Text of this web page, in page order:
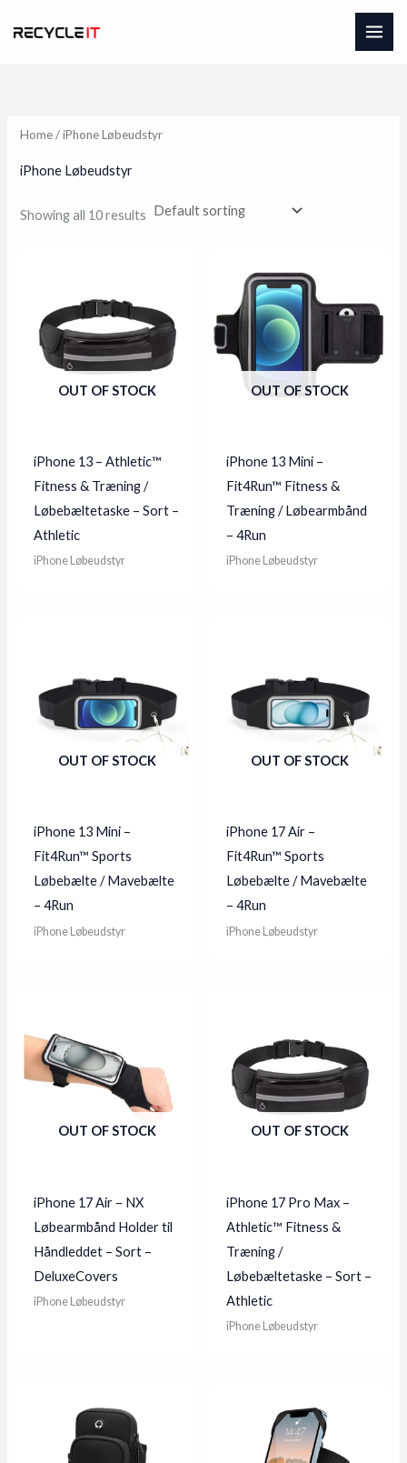
Home/ iPhone Løbeudstyr
iPhone Løbeudstyr
Showing all 10 results
OUT OF STOCK
iPhone 13 – Athletic™
Fitness & Træning /
Løbebæltetaske – Sort –
Athletic
iPhone Løbeudstyr
OUT OF STOCK
iPhone 13 Mini –
Fit4Run™ Fitness &
Træning / Løbearmbånd
– 4Run
iPhone Løbeudstyr
OUT OF STOCK
iPhone 13 Mini –
Fit4Run™ Sports
Løbebælte / Mavebælte
– 4Run
iPhone Løbeudstyr
OUT OF STOCK
iPhone 17 Air –
Fit4Run™ Sports
Løbebælte / Mavebælte
– 4Run
iPhone Løbeudstyr
OUT OF STOCK
iPhone 17 Air – NX
Løbearmbånd Holder til
Håndleddet – Sort –
DeluxeCovers
iPhone Løbeudstyr
OUT OF STOCK
iPhone 17 Pro Max –
Athletic™ Fitness &
Træning /
Løbebæltetaske – Sort –
Athletic
iPhone Løbeudstyr